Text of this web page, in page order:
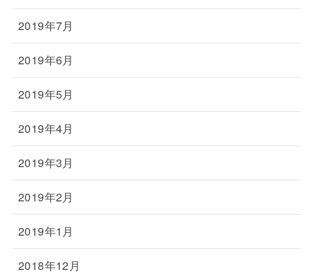
2019年7月
2019年6月
2019年5月
2019年4月
2019年3月
2019年2月
2019年1月
2018年12月